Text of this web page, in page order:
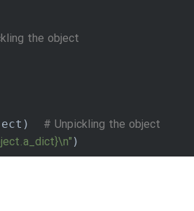
the object
# Unpickling the object
\n" )